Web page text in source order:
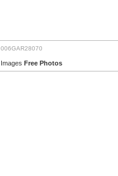
006GAR28070
Images Free Photos